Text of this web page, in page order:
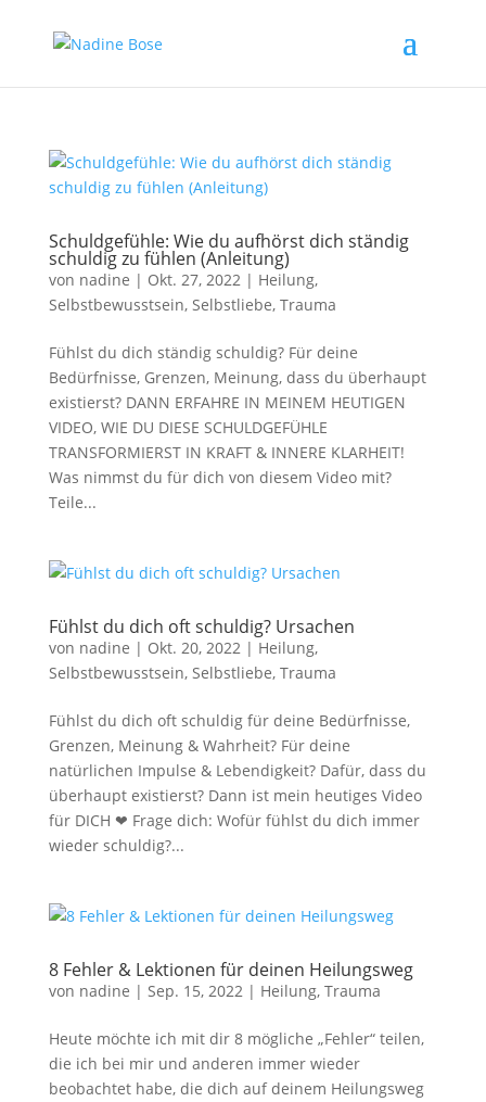
Schuldgefühle: Wie du aufhörst dich ständig
schuldig zu fühlen (Anleitung)
von nadine | Okt. 27, 2022| Heilung,
Selbstbewusstsein, Selbstliebe, Trauma
Fühlst du dich ständig schuldig? Für deine
Bedürfnisse, Grenzen, Meinung, dass du überhaupt
existierst? DANN ERFAHRE IN MEINEM HEUTIGEN
VIDEO, WIE DU DIESE SCHULDGEFÜHLE
TRANSFORMIERST IN KRAFT & INNERE KLARHEIT!
Was nimmst du für dich von diesem Video mit?
Teile...
Fühlst du dich oft schuldig? Ursachen
von nadine | Okt. 20, 2022| Heilung,
Selbstbewusstsein, Selbstliebe, Trauma
Fühlst du dich oft schuldig für deine Bedürfnisse,
Grenzen, Meinung & Wahrheit? Für deine
natürlichen Impulse & Lebendigkeit? Dafür, dass du
überhaupt existierst? Dann ist mein heutiges Video
für DICH ❤ Frage dich: Wofür fühlst du dich immer
wieder schuldig?...
8 Fehler & Lektionen für deinen Heilungsweg
von nadine | Sep. 15, 2022| Heilung, Trauma
Heute möchte ich mit dir 8 mögliche „Fehler“ teilen,
die ich bei mir und anderen immer wieder
beobachtet habe, die dich auf deinem Heilungsweg